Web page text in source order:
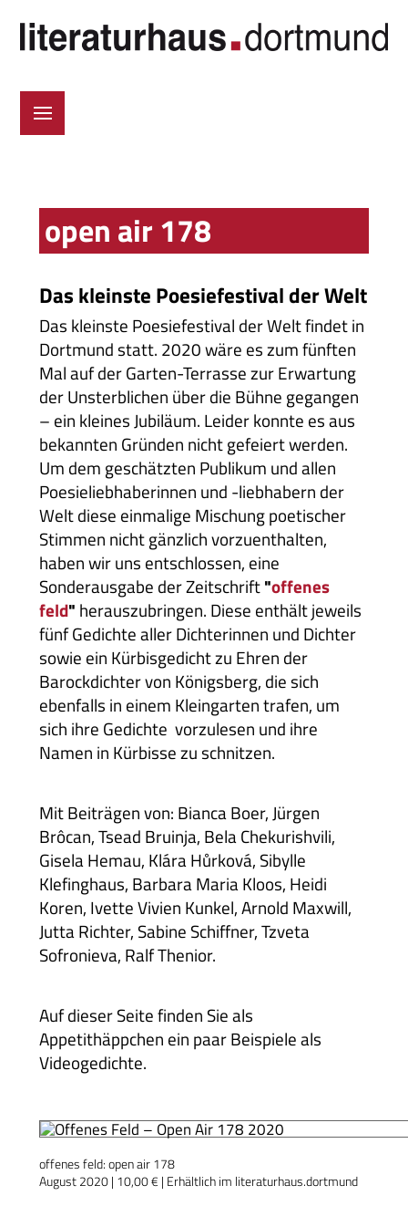
open air 178
Das kleinste Poesiefestival der Welt
Das kleinste Poesiefestival der Welt findet in
Dortmund statt. 2020 wäre es zum fünften
Mal auf der Garten-Terrasse zur Erwartung
der Unsterblichen über die Bühne gegangen
– ein kleines Jubiläum. Leider konnte es aus
bekannten Gründen nicht gefeiert werden.
Um dem geschätzten Publikum und allen
Poesieliebhaberinnen und -liebhabern der
Welt diese einmalige Mischung poetischer
Stimmen nicht gänzlich vorzuenthalten,
haben wir uns entschlossen, eine
Sonderausgabe der Zeitschrift"offenes
feld" herauszubringen. Diese enthält jeweils
fünf Gedichte aller Dichterinnen und Dichter
sowie ein Kürbisgedicht zu Ehren der
Barockdichter von Königsberg, die sich
ebenfalls in einem Kleingarten trafen, um
sich ihre Gedichte vorzulesen und ihre
Namen in Kürbisse zu schnitzen.
Mit Beiträgen von: Bianca Boer, Jürgen
Brôcan, Tsead Bruinja, Bela Chekurishvili,
Gisela Hemau, Klára Hůrková, Sibylle
Klefinghaus, Barbara Maria Kloos, Heidi
Koren, Ivette Vivien Kunkel, Arnold Maxwill,
Jutta Richter, Sabine Schiffner, Tzveta
Sofronieva, Ralf Thenior.
Auf dieser Seite finden Sie als
Appetithäppchen ein paar Beispiele als
Videogedichte.
offenes feld: open air 178
August 2020 | 10,00 € | Erhältlich im literaturhaus.dortmund